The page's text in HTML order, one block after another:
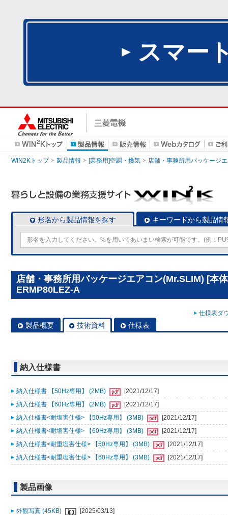
スマー
WIN2Kトップ 製品情報 [業務用]空調・換気 店舗・事務所用パッケージ
形名から製品情報を探す キーワードから製品情
店舗・事務所用パッケージエアコン(Mr.SLIM) [本
ERMP80LEZ-A
仕様表ダ
製品概要 技術資料 仕様表
納入仕様書
納入仕様書 【50Hz専用】 (2MB)
[2021/12/17]
納入仕様書 【60Hz専用】 (2MB)
[2021/12/17]
納入仕様書<耐塩害仕様> 【50Hz専用】 (3MB)
[2021/12/17]
納入仕様書<耐塩害仕様> 【60Hz専用】 (3MB)
[2021/12/17]
納入仕様書<耐重塩害仕様> 【50Hz専用】 (3MB)
[2021/12/17]
納入仕様書<耐重塩害仕様> 【60Hz専用】 (3MB)
[2021/12/17]
製品画像
外観写真 (45KB) [2025/03/13]